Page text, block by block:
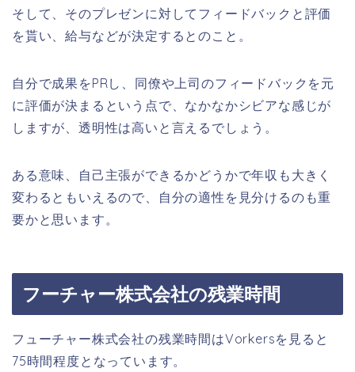
そして、そのプレゼンに対してフィードバックと評価
を貰い、給与などが決定するとのこと。
自分で成果をPRし、同僚や上司のフィードバックを元
に評価が決まるという点で、なかなかシビアな感じが
しますが、透明性は高いと言えるでしょう。
ある意味、自己主張ができるかどうかで年収も大きく
変わるともいえるので、自分の適性を見分けるのも重
要かと思います。
フーチャー株式会社の残業時間
フューチャー株式会社の残業時間はVorkersを見ると
75時間程度となっています。